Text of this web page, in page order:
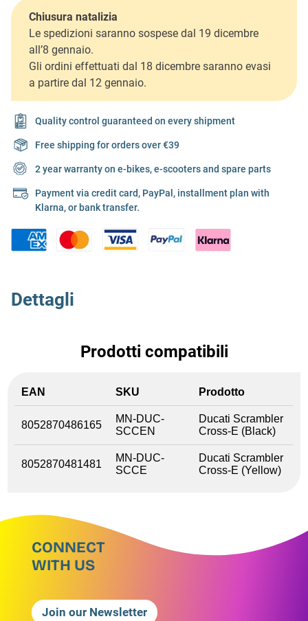
Chiusura natalizia
Le spedizioni saranno sospese dal 19 dicembre
all’8 gennaio.
Gli ordini effettuati dal 18 dicembre saranno evasi
a partire dal 12 gennaio.
Quality control guaranteed on every shipment
Free shipping for orders over €39
2 year warranty on e-bikes, e-scooters and spare parts
Payment via credit card, PayPal, installment plan with
Klarna, or bank transfer.
Dettagli
Prodotti compatibili
EAN SKU Prodotto
8052870486165
MN-DUC-
SCCEN
Ducati Scrambler
Cross-E (Black)
8052870481481
MN-DUC-
SCCE
Ducati Scrambler
Cross-E (Yellow)
CONNECT
WITH US
Join our Newsletter